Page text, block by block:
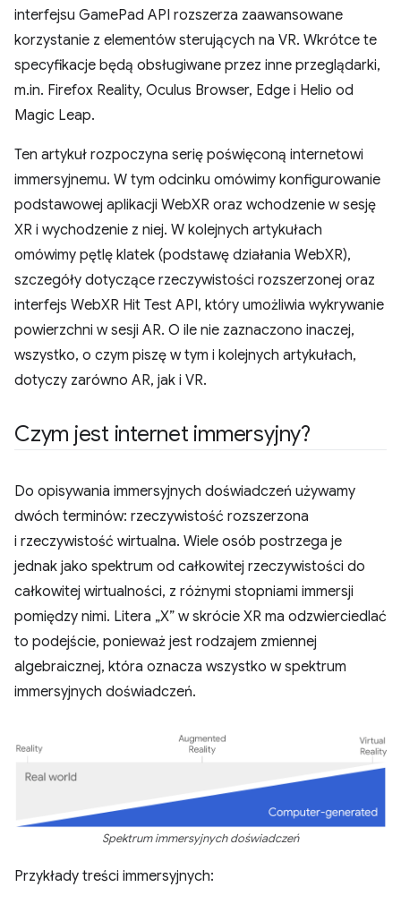
interfejsu GamePad API rozszerza zaawansowane
korzystanie z elementów sterujących na VR. Wkrótce te
specyfikacje będą obsługiwane przez inne przeglądarki,
m.in. Firefox Reality, Oculus Browser, Edge i Helio od
Magic Leap.
Ten artykuł rozpoczyna serię poświęconą internetowi
immersyjnemu. W tym odcinku omówimy konfigurowanie
podstawowej aplikacji WebXR oraz wchodzenie w sesję
XR i wychodzenie z niej. W kolejnych artykułach
omówimy pętlę klatek (podstawę działania WebXR),
szczegóły dotyczące rzeczywistości rozszerzonej oraz
interfejs WebXR Hit Test API, który umożliwia wykrywanie
powierzchni w sesji AR. O ile nie zaznaczono inaczej,
wszystko, o czym piszę w tym i kolejnych artykułach,
dotyczy zarówno AR, jak i VR.
Czym jest internet immersyjny?
Do opisywania immersyjnych doświadczeń używamy
dwóch terminów: rzeczywistość rozszerzona
i rzeczywistość wirtualna. Wiele osób postrzega je
jednak jako spektrum od całkowitej rzeczywistości do
całkowitej wirtualności, z różnymi stopniami immersji
pomiędzy nimi. Litera „X” w skrócie XR ma odzwierciedlać
to podejście, ponieważ jest rodzajem zmiennej
algebraicznej, która oznacza wszystko w spektrum
immersyjnych doświadczeń.
Spektrum immersyjnych doświadczeń
Przykłady treści immersyjnych: